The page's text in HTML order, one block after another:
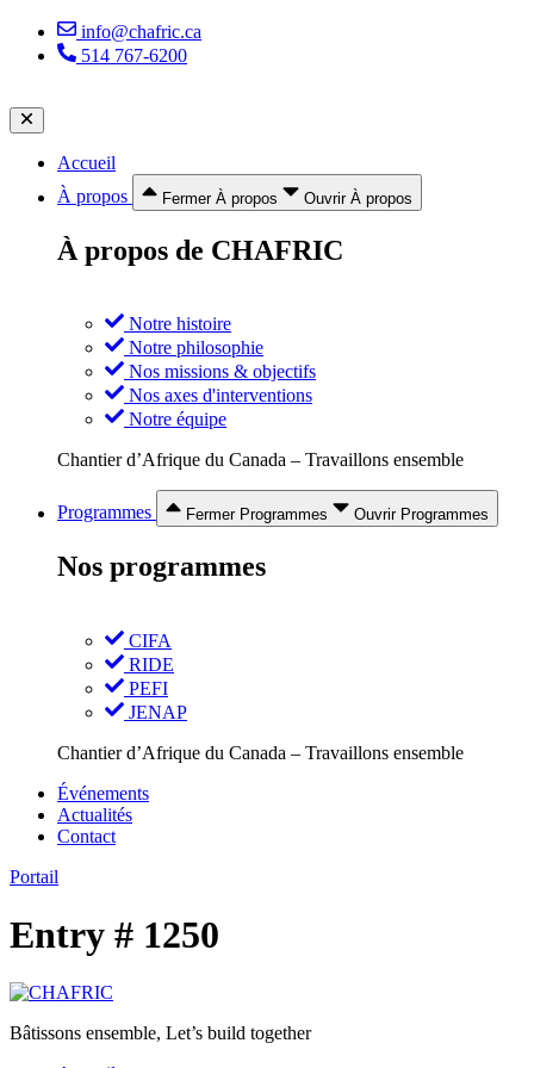
Aller
info@chafric.ca
514 767-6200
Accueil
À propos
Fermer À propos Ouvrir À propos
À propos de CHAFRIC
Notre histoire
Notre philosophie
Nos missions & objectifs
Nos axes d'interventions
Notre équipe
Chantier d’Afrique du Canada – Travaillons ensemble
Programmes Fermer Programmes Ouvrir Programmes
Nos programmes
CIFA
RIDE
PEFI
JENAP
Chantier d’Afrique du Canada – Travaillons ensemble
Événements
Actualités
Contact
Portail
Entry # 1250
Bâtissons ensemble, Let’s build together